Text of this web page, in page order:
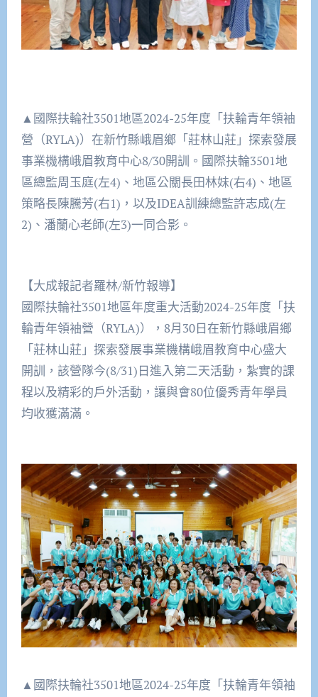
▲國際扶輪社3501地區2024-25年度「扶輪青年領袖
營（RYLA)）在新竹縣峨眉鄉「莊林山莊」探索發展
事業機構峨眉教育中心8/30開訓。國際扶輪3501地
區總監周玉庭(左4)、地區公關長田林妹(右4)、地區
策略長陳騰芳(右1)，以及IDEA訓練總監許志成(左
2)、潘蘭心老師(左3)一同合影。
【大成報記者羅林/新竹報導】
國際扶輪社3501地區年度重大活動2024-25年度「扶
輪青年領袖營（RYLA)），8月30日在新竹縣峨眉鄉
「莊林山莊」探索發展事業機構峨眉教育中心盛大
開訓，該營隊今(8/31)日進入第二天活動，紮實的課
程以及精彩的戶外活動，讓與會80位優秀青年學員
均收獲滿滿。
▲國際扶輪社3501地區2024-25年度「扶輪青年領袖